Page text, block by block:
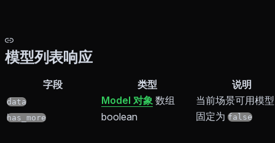
模型列表响应
字段 类型 说明
data Model 对象 数组 当前场景可用模型
has_more boolean 固定为 false